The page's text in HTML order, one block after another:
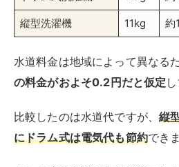
な洗濯機を活用して家事を時短
す。
便利機能 機
投入機能
軽量して投入される
温水洗浄
温水で洗濯して汚れ